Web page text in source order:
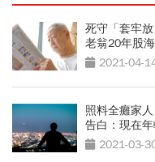
死守「套牢
老翁20年股
2021-04-
照料全癱家
告白：現在
2021-03-